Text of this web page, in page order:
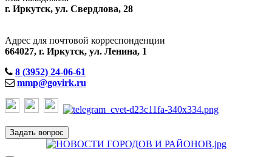
г. Иркутск, ул. Свердлова, 28
Адрес для почтовой корреспонденции
664027, г. Иркутск, ул. Ленина, 1
8 (3952) 24-06-61
mmp@govirk.ru
Задать вопрос